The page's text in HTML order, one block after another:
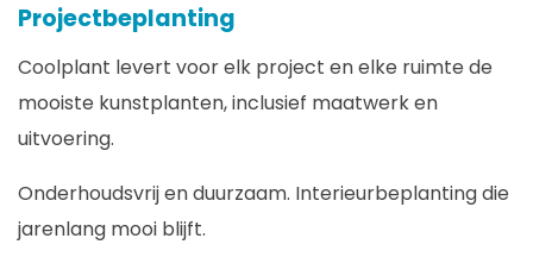
Projectbeplanting
Coolplant levert voor elk project en elke ruimte de
mooiste kunstplanten, inclusief maatwerk en
uitvoering.
Onderhoudsvrij en duurzaam. Interieurbeplanting die
jarenlang mooi blijft.